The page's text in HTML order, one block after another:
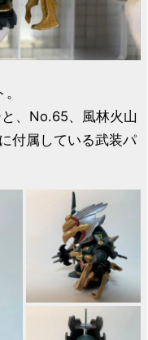
、No.65、風林火山
付属している武装パ